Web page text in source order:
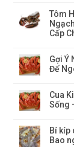
Tôm
Cấp
Gợi Ý
Đế
Cua
Sống
Bí kíp
Bao